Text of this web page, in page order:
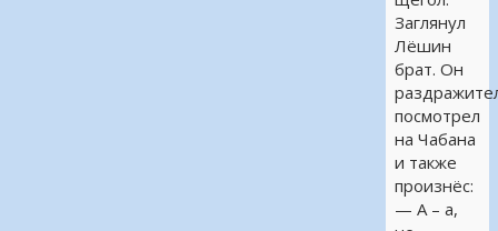
Заглянул
Лёшин
брат. Он
посмотрел
на Чабана
и также
произнёс:
— А – а,